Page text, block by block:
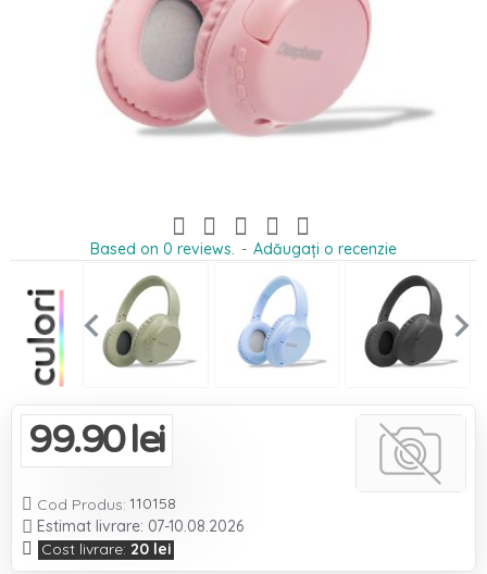
Based on 0 reviews. - Adăugați o recenzie
99.90 lei
 Cod Produs: 110158
Estimat livrare: 07-10.08.2026
Cost livrare: 20 lei